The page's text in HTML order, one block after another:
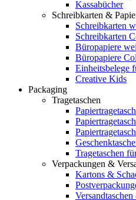
Kassabücher
Schreibkarten &
Schreibkarten
Schreibkarten
Büropapiere
Büropapiere
Einheitsbelege
Creative Kids
Packaging
Tragetaschen
Tragetaschen
Verpackungen &
Kartons &